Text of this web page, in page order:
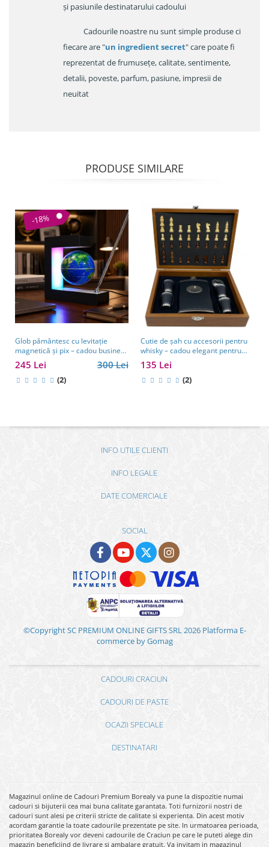
și pasiunile destinatarului cadoului
Cadourile noastre nu sunt simple produse ci
fiecare are "un ingredient secret" care poate fi
reprezentat de frumusețe, calitate, sentimente,
detalii, poveste, parfum, pasiune, impresii de
neuitat
PRODUSE SIMILARE
-18%
Glob pământesc cu levitație
magnetică și pix – cadou business
pentru bărbați pasionați de
tehnologie și călătorii
300 Lei
245 Lei
(2)
Cutie de șah cu accesorii pentru
whisky – cadou elegant pentru
bărbați pasionați de strategie.
TOP 10 Cadouri Barbati
135 Lei
(2)
INFO UTILE CLIENTI
INFO LEGALE
DATE COMERCIALE
SOCIAL
©Copyright SC PREMIUM ONLINE GIFTS SRL 2026 Platforma E-
commerce by Gomag
CADOURI CRACIUN
CADOURI DE PASTE
OCAZII SPECIALE
DESTINATARI
Magazinul online de Cadouri Premium Borealy va pune la dispozitie numai
cadouri si bijuterii cea mai buna calitate garantata. Toti furnizorii nostri de
cadouri sunt alesi pe criterii stricte de calitate si experienta. Din acest motiv
acordam garantie la toate cadourile prezentate pe site. In urmatoarea perioada,
prioritatea Borealy vor deveni cadourile de Craciun pe care le puteti alege din
magazin beneficiind de livrare si ambalare gratuit. Va invitam in magazinul